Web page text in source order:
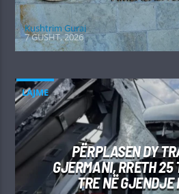
Kushtrim Guraj
7 GUSHT, 2026
LAJME
PËRPLASEN DY
GJERMANI, RRETH 25
TRE NË GJENDJE